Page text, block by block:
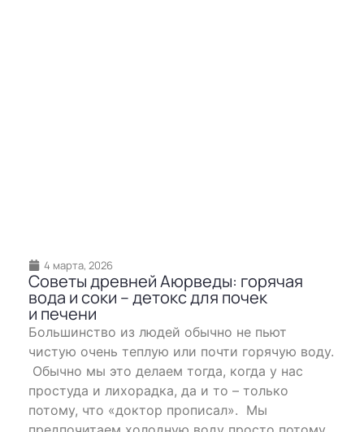
4 марта, 2026
Советы древней Аюрведы: горячая
вода и соки – детокс для почек
и печени
Большинство из людей обычно не пьют
чистую очень теплую или почти горячую воду.
Обычно мы это делаем тогда, когда у нас
простуда и лихорадка, да и то – только
потому, что «доктор прописал». Мы